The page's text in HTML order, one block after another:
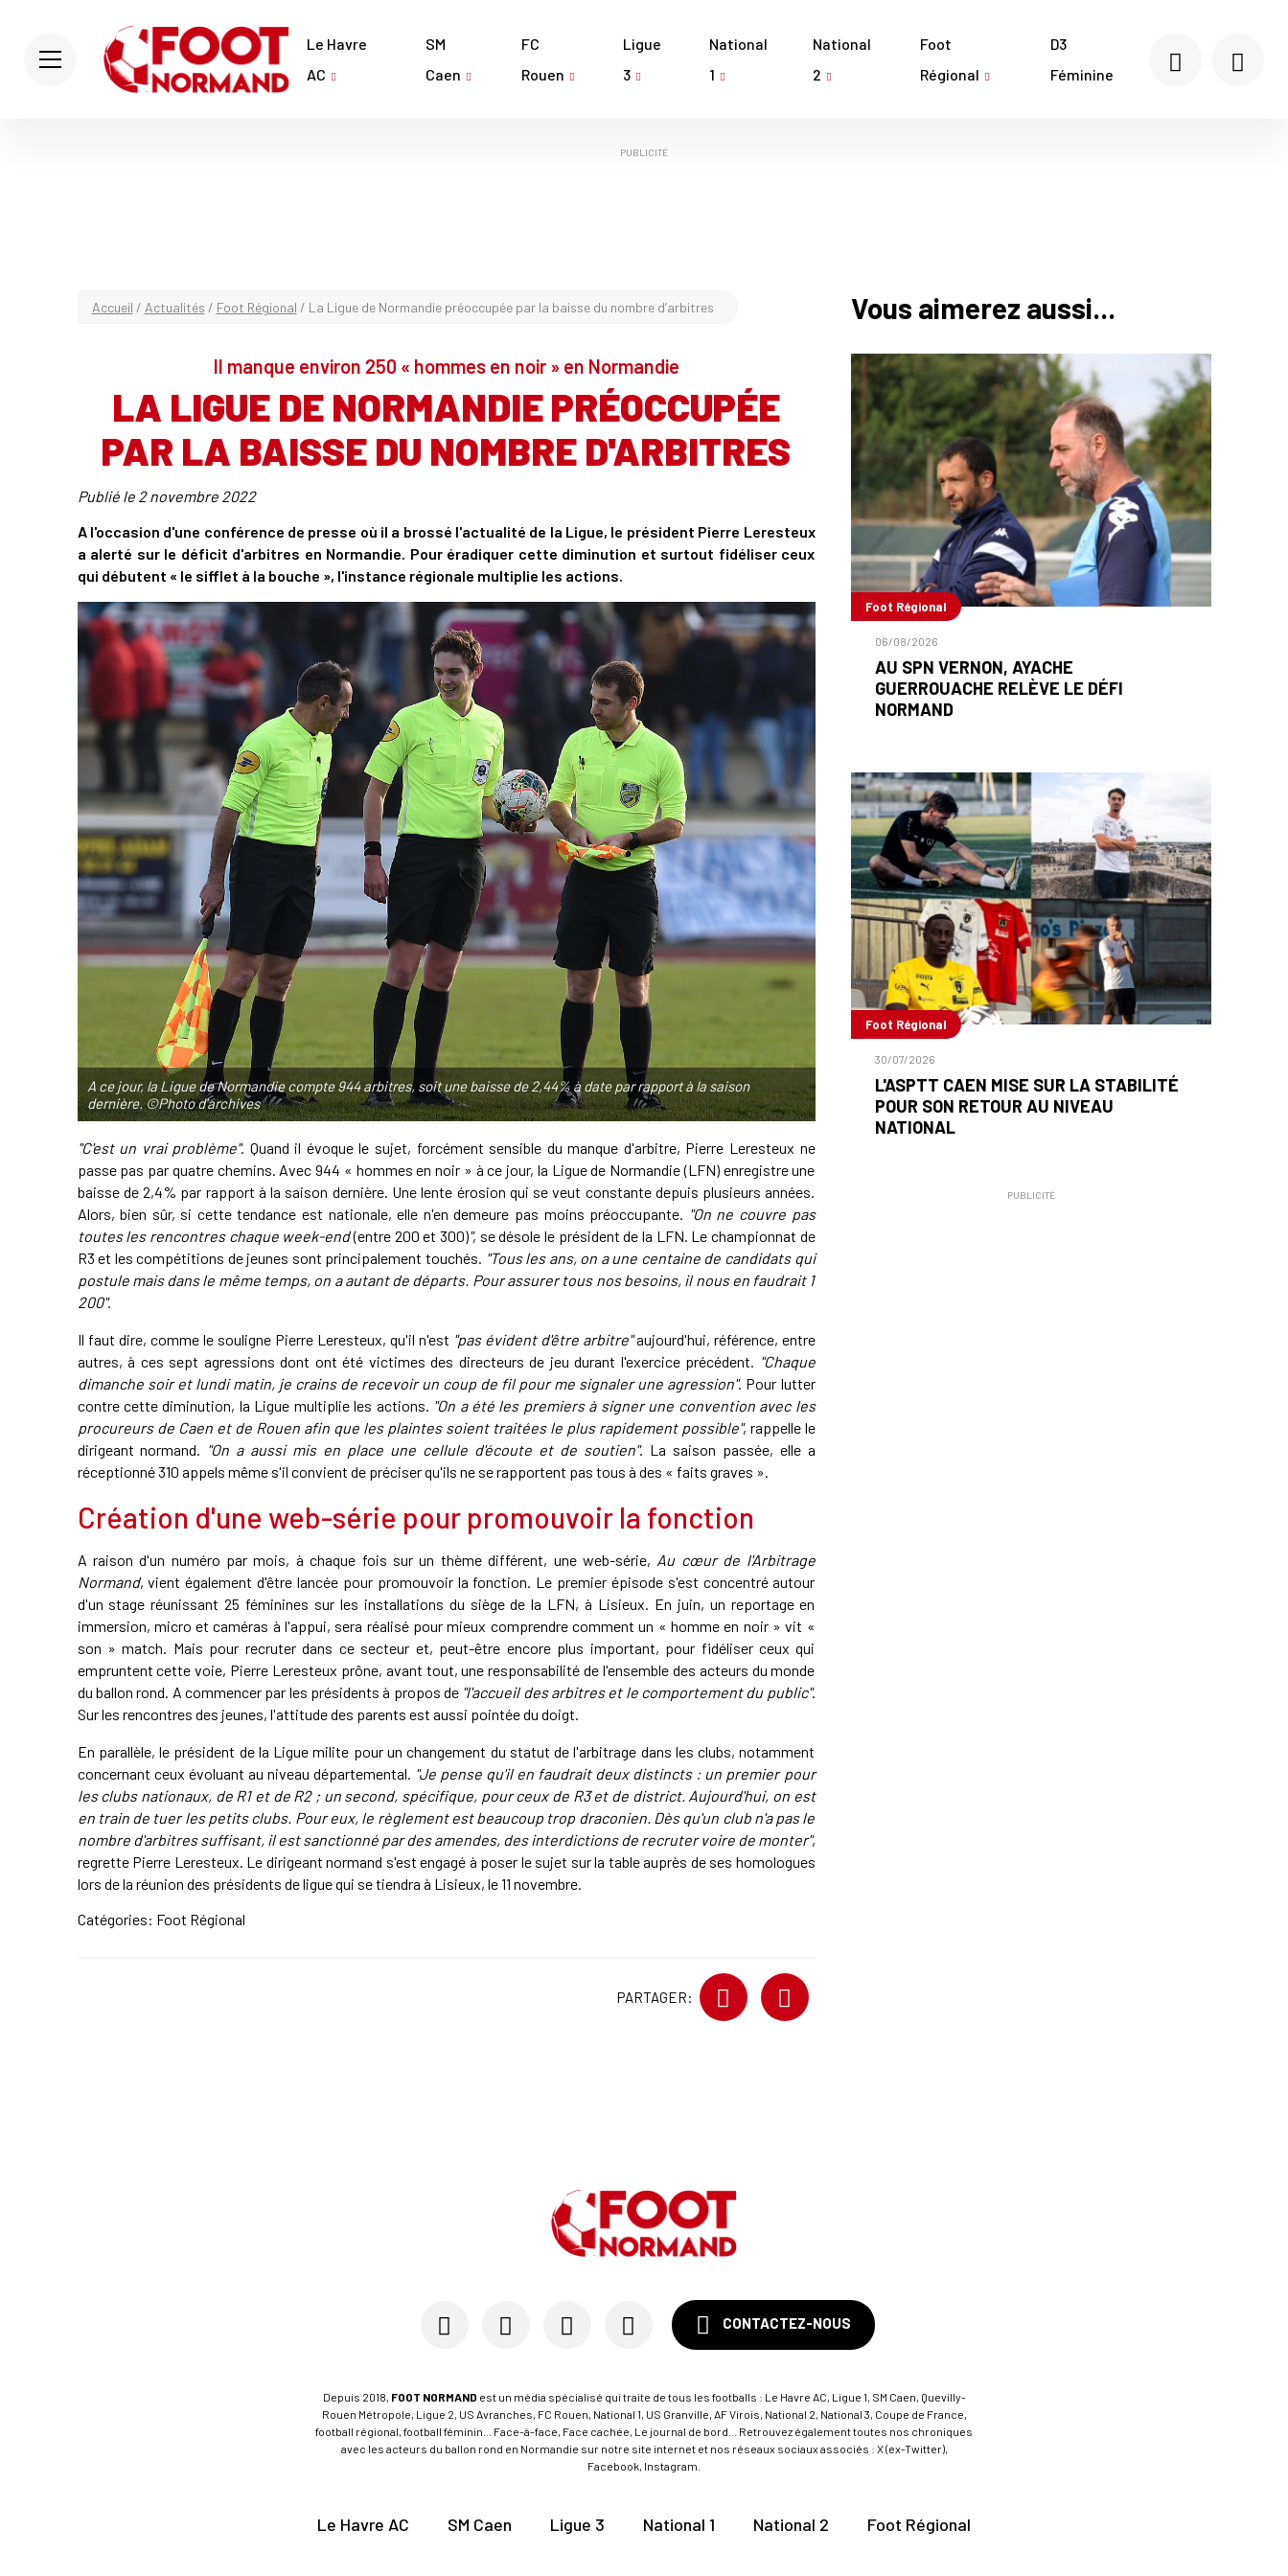
Le Havre
AC
SM
Caen
FC
Rouen
Ligue
3
National
1
National
2
Foot
Régional
D3
Féminine
PUBLICITÉ
Accueil / Actualités / Foot Régional / La Ligue de Normandie préoccupée par la baisse du nombre d’arbitres
Il manque environ 250 « hommes en noir » en Normandie
LA LIGUE DE NORMANDIE PRÉOCCUPÉE
PAR LA BAISSE DU NOMBRE D'ARBITRES
Publié le 2 novembre 2022
A l'occasion d'une conférence de presse où il a brossé l'actualité de la Ligue, le président Pierre Leresteux
a alerté sur le déficit d'arbitres en Normandie. Pour éradiquer cette diminution et surtout fidéliser ceux
qui débutent « le sifflet à la bouche », l'instance régionale multiplie les actions.
A ce jour, la Ligue de Normandie compte 944 arbitres, soit une baisse de 2,44% à date par rapport à la saison
dernière. ©Photo d'archives
"C'est un vrai problème". Quand il évoque le sujet, forcément sensible du manque d'arbitre, Pierre Leresteux ne
passe pas par quatre chemins. Avec 944 « hommes en noir » à ce jour, la Ligue de Normandie (LFN) enregistre une
baisse de 2,4% par rapport à la saison dernière. Une lente érosion qui se veut constante depuis plusieurs années.
Alors, bien sûr, si cette tendance est nationale, elle n'en demeure pas moins préoccupante. "On ne couvre pas
toutes les rencontres chaque week-end(entre 200 et 300)", se désole le président de la LFN. Le championnat de
R3 et les compétitions de jeunes sont principalement touchés. "Tous les ans, on a une centaine de candidats qui
postule mais dans le même temps, on a autant de départs. Pour assurer tous nos besoins, il nous en faudrait 1
200".
Il faut dire, comme le souligne Pierre Leresteux, qu'il n'est "pas évident d'être arbitre"aujourd'hui, référence, entre
autres, à ces sept agressions dont ont été victimes des directeurs de jeu durant l'exercice précédent. "Chaque
dimanche soir et lundi matin, je crains de recevoir un coup de fil pour me signaler une agression". Pour lutter
contre cette diminution, la Ligue multiplie les actions. "On a été les premiers à signer une convention avec les
procureurs de Caen et de Rouen afin que les plaintes soient traitées le plus rapidement possible", rappelle le
dirigeant normand. "On a aussi mis en place une cellule d'écoute et de soutien". La saison passée, elle a
réceptionné 310 appels même s'il convient de préciser qu'ils ne se rapportent pas tous à des « faits graves ».
Création d'une web-série pour promouvoir la fonction
A raison d'un numéro par mois, à chaque fois sur un thème différent, une web-série, Au cœur de l'Arbitrage
Normand, vient également d'être lancée pour promouvoir la fonction. Le premier épisode s'est concentré autour
d'un stage réunissant 25 féminines sur les installations du siège de la LFN, à Lisieux. En juin, un reportage en
immersion, micro et caméras à l'appui, sera réalisé pour mieux comprendre comment un « homme en noir » vit «
son » match. Mais pour recruter dans ce secteur et, peut-être encore plus important, pour fidéliser ceux qui
empruntent cette voie, Pierre Leresteux prône, avant tout, une responsabilité de l'ensemble des acteurs du monde
du ballon rond. A commencer par les présidents à propos de "l'accueil des arbitres et le comportement du public".
Sur les rencontres des jeunes, l'attitude des parents est aussi pointée du doigt.
En parallèle, le président de la Ligue milite pour un changement du statut de l'arbitrage dans les clubs, notamment
concernant ceux évoluant au niveau départemental. "Je pense qu'il en faudrait deux distincts : un premier pour
les clubs nationaux, de R1 et de R2 ; un second, spécifique, pour ceux de R3 et de district. Aujourd'hui, on est
en train de tuer les petits clubs. Pour eux, le règlement est beaucoup trop draconien. Dès qu'un club n'a pas le
nombre d'arbitres suffisant, il est sanctionné par des amendes, des interdictions de recruter voire de monter",
regrette Pierre Leresteux. Le dirigeant normand s'est engagé à poser le sujet sur la table auprès de ses homologues
lors de la réunion des présidents de ligue qui se tiendra à Lisieux, le 11 novembre.
Catégories: Foot Régional
PARTAGER:
Vous aimerez aussi...
Foot Régional
06/08/2026
AU SPN VERNON, AYACHE
GUERROUACHE RELÈVE LE DÉFI
NORMAND
Foot Régional
30/07/2026
L'ASPTT CAEN MISE SUR LA STABILITÉ
POUR SON RETOUR AU NIVEAU
NATIONAL
PUBLICITÉ
CONTACTEZ-NOUS
Depuis 2018, FOOT NORMAND est un média spécialisé qui traite de tous les footballs : Le Havre AC, Ligue 1, SM Caen, Quevilly-
Rouen Métropole, Ligue 2, US Avranches, FC Rouen, National 1, US Granville, AF Virois, National 2, National 3, Coupe de France,
football régional, football féminin... Face-à-face, Face cachée, Le journal de bord... Retrouvez également toutes nos chroniques
avec les acteurs du ballon rond en Normandie sur notre site internet et nos réseaux sociaux associés : X (ex-Twitter),
Facebook, Instagram.
Le Havre AC SM Caen Ligue 3 National 1 National 2 Foot Régional